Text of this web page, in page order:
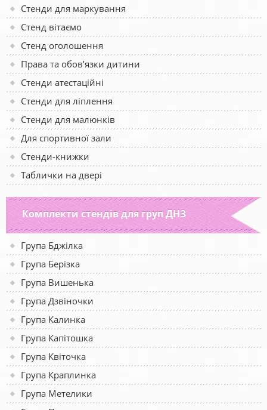
Стенди для маркування
Стенд вітаємо
Стенд оголошення
Права та обов’язки дитини
Стенди атестаційні
Стенди для ліплення
Стенди для малюнків
Для спортивної зали
Стенди-книжки
Таблички на двері
Комплекти стендів для груп ДНЗ
Група Бджілка
Група Берізка
Група Вишенька
Група Дзвіночки
Група Калинка
Група Капітошка
Група Квіточка
Група Краплинка
Група Метелики